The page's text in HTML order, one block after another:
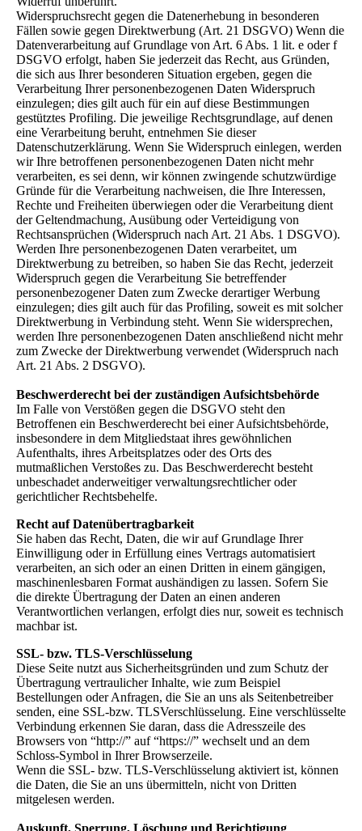
Widerspruchsrecht gegen die Datenerhebung in besonderen
Fällen sowie gegen Direktwerbung (Art. 21 DSGVO) Wenn die
Datenverarbeitung auf Grundlage von Art. 6 Abs. 1 lit. e oder f
DSGVO erfolgt, haben Sie jederzeit das Recht, aus Gründen,
die sich aus Ihrer besonderen Situation ergeben, gegen die
Verarbeitung Ihrer personenbezogenen Daten Widerspruch
einzulegen; dies gilt auch für ein auf diese Bestimmungen
gestütztes Profiling. Die jeweilige Rechtsgrundlage, auf denen
eine Verarbeitung beruht, entnehmen Sie dieser
Datenschutzerklärung. Wenn Sie Widerspruch einlegen, werden
wir Ihre betroffenen personenbezogenen Daten nicht mehr
verarbeiten, es sei denn, wir können zwingende schutzwürdige
Gründe für die Verarbeitung nachweisen, die Ihre Interessen,
Rechte und Freiheiten überwiegen oder die Verarbeitung dient
der Geltendmachung, Ausübung oder Verteidigung von
Rechtsansprüchen (Widerspruch nach Art. 21 Abs. 1 DSGVO).
Werden Ihre personenbezogenen Daten verarbeitet, um
Direktwerbung zu betreiben, so haben Sie das Recht, jederzeit
Widerspruch gegen die Verarbeitung Sie betreffender
personenbezogener Daten zum Zwecke derartiger Werbung
einzulegen; dies gilt auch für das Profiling, soweit es mit solcher
Direktwerbung in Verbindung steht. Wenn Sie widersprechen,
werden Ihre personenbezogenen Daten anschließend nicht mehr
zum Zwecke der Direktwerbung verwendet (Widerspruch nach
Art. 21 Abs. 2 DSGVO).
Beschwerderecht bei der zuständigen Aufsichtsbehörde
Im Falle von Verstößen gegen die DSGVO steht den
Betroffenen ein Beschwerderecht bei einer Aufsichtsbehörde,
insbesondere in dem Mitgliedstaat ihres gewöhnlichen
Aufenthalts, ihres Arbeitsplatzes oder des Orts des
mutmaßlichen Verstoßes zu. Das Beschwerderecht besteht
unbeschadet anderweitiger verwaltungsrechtlicher oder
gerichtlicher Rechtsbehelfe.
Recht auf Datenübertragbarkeit
Sie haben das Recht, Daten, die wir auf Grundlage Ihrer
Einwilligung oder in Erfüllung eines Vertrags automatisiert
verarbeiten, an sich oder an einen Dritten in einem gängigen,
maschinenlesbaren Format aushändigen zu lassen. Sofern Sie
die direkte Übertragung der Daten an einen anderen
Verantwortlichen verlangen, erfolgt dies nur, soweit es technisch
machbar ist.
SSL- bzw. TLS-Verschlüsselung
Diese Seite nutzt aus Sicherheitsgründen und zum Schutz der
Übertragung vertraulicher Inhalte, wie zum Beispiel
Bestellungen oder Anfragen, die Sie an uns als Seitenbetreiber
senden, eine SSL-bzw. TLSVerschlüsselung. Eine verschlüsselte
Verbindung erkennen Sie daran, dass die Adresszeile des
Browsers von “http://” auf “https://” wechselt und an dem
Schloss-Symbol in Ihrer Browserzeile.
Wenn die SSL- bzw. TLS-Verschlüsselung aktiviert ist, können
die Daten, die Sie an uns übermitteln, nicht von Dritten
mitgelesen werden.
Auskunft, Sperrung, Löschung und Berichtigung